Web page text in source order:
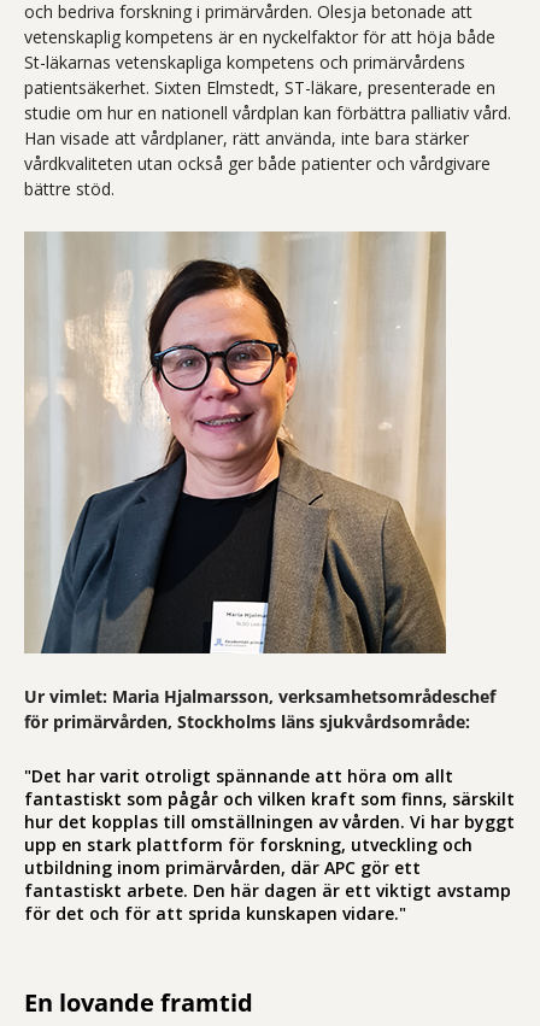
och bedriva forskning i primärvården. Olesja betonade att
vetenskaplig kompetens är en nyckelfaktor för att höja både
St-läkarnas vetenskapliga kompetens och primärvårdens
patientsäkerhet. Sixten Elmstedt, ST-läkare, presenterade en
studie om hur en nationell vårdplan kan förbättra palliativ vård.
Han visade att vårdplaner, rätt använda, inte bara stärker
vårdkvaliteten utan också ger både patienter och vårdgivare
bättre stöd.
Ur vimlet: Maria Hjalmarsson, verksamhetsområdeschef
för primärvården, Stockholms läns sjukvårdsområde:
"Det har varit otroligt spännande att höra om allt
fantastiskt som pågår och vilken kraft som finns, särskilt
hur det kopplas till omställningen av vården. Vi har byggt
upp en stark plattform för forskning, utveckling och
utbildning inom primärvården, där APC gör ett
fantastiskt arbete. Den här dagen är ett viktigt avstamp
för det och för att sprida kunskapen vidare."
En lovande framtid